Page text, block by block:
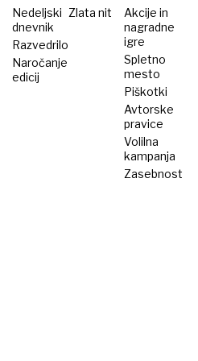
Nedeljski
dnevnik
Razvedrilo
Naročanje
edicij
Zlata nit
Akcije in
nagradne
igre
Spletno
mesto
Piškotki
Avtorske
pravice
Volilna
kampanja
Zasebnost